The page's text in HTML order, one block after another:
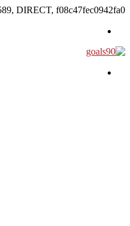
DIRECT, f08c47fec0942fa0